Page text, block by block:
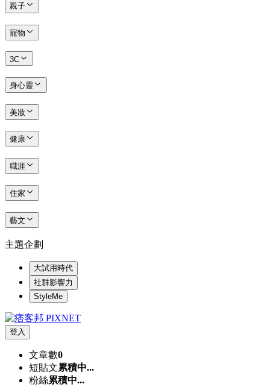
親子
寵物
3C
身心靈
美妝
健康
職涯
住家
藝文
主題企劃
大試用時代
社群影響力
StyleMe
登入
文章數0
短貼文累積中...
粉絲累積中...